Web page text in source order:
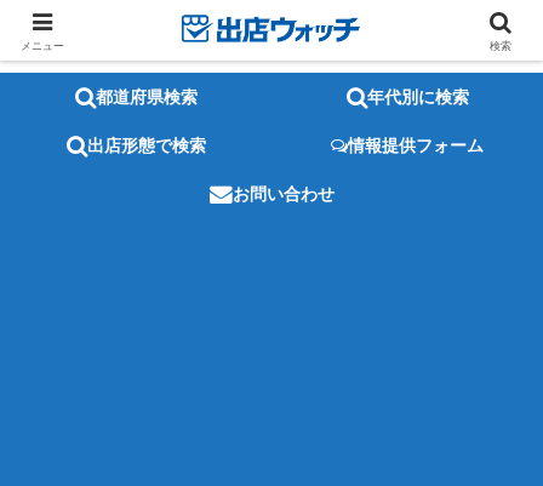
都道府県検索 年代別に検索
出店形態で検索 情報提供フォーム
お問い合わせ
メニュー 検索